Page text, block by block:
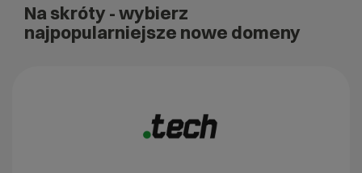
Na skróty - wybierz
najpopularniejsze nowe domeny